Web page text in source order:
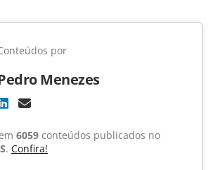
por
Menezes
6059 conteúdos publicados no
. Confira!